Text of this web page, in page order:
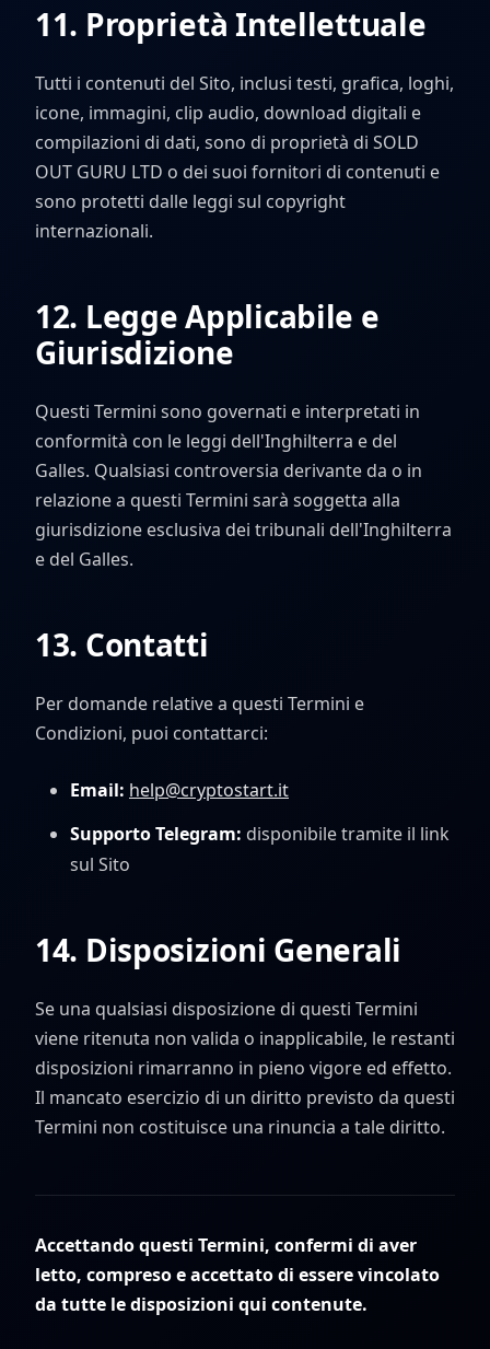
11. Proprietà Intellettuale
Tutti i contenuti del Sito, inclusi testi, grafica, loghi,
icone, immagini, clip audio, download digitali e
compilazioni di dati, sono di proprietà di SOLD
OUT GURU LTD o dei suoi fornitori di contenuti e
sono protetti dalle leggi sul copyright
internazionali.
12. Legge Applicabile e
Giurisdizione
Questi Termini sono governati e interpretati in
conformità con le leggi dell'Inghilterra e del
Galles. Qualsiasi controversia derivante da o in
relazione a questi Termini sarà soggetta alla
giurisdizione esclusiva dei tribunali dell'Inghilterra
e del Galles.
13. Contatti
Per domande relative a questi Termini e
Condizioni, puoi contattarci:
Email: help@cryptostart.it
Supporto Telegram: disponibile tramite il link
sul Sito
14. Disposizioni Generali
Se una qualsiasi disposizione di questi Termini
viene ritenuta non valida o inapplicabile, le restanti
disposizioni rimarranno in pieno vigore ed effetto.
Il mancato esercizio di un diritto previsto da questi
Termini non costituisce una rinuncia a tale diritto.
Accettando questi Termini, confermi di aver
letto, compreso e accettato di essere vincolato
da tutte le disposizioni qui contenute.